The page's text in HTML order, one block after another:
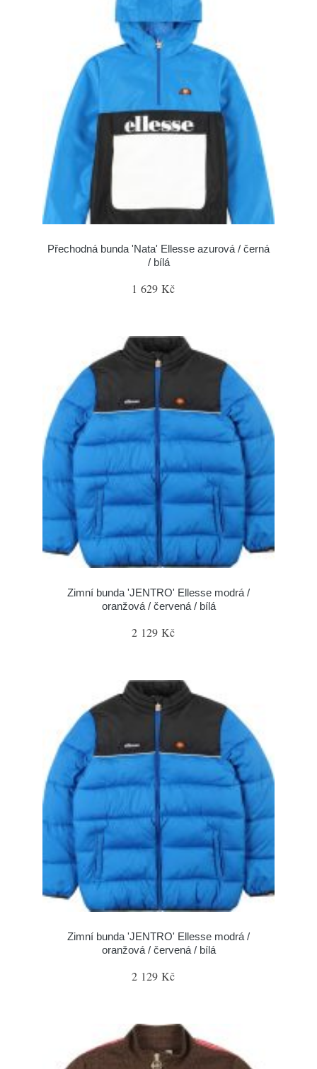
Přechodná bunda 'Nata' Ellesse azurová / černá
/ bílá
1 629 Kč
Zimní bunda 'JENTRO' Ellesse modrá /
oranžová / červená / bílá
2 129 Kč
Zimní bunda 'JENTRO' Ellesse modrá /
oranžová / červená / bílá
2 129 Kč